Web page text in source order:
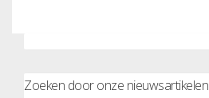
Zoeken door onze nieuwsartikelen